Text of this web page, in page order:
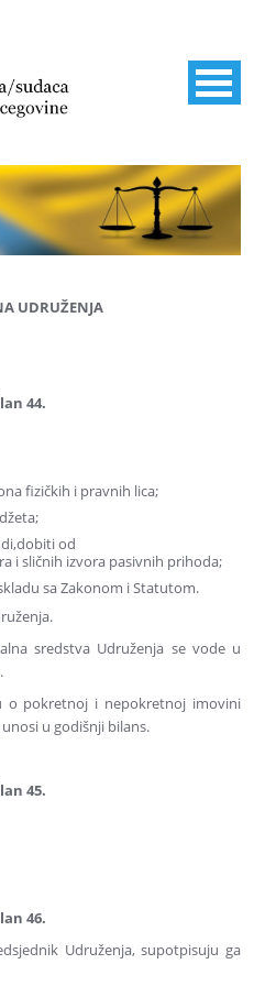
UDRUŽENJA
44.
fizičkih i pravnih lica;
od
i sličnih izvora pasivnih prihoda;
sa Zakonom i Statutom.
sredstva Udruženja se vode u
o pokretnoj i nepokretnoj imovini
u godišnji bilans.
45.
46.
Udruženja, supotpisuju ga